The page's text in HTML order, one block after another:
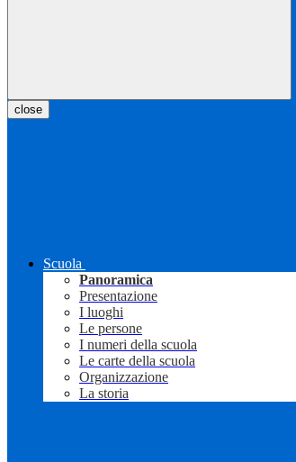
close
Scuola
Panoramica
Presentazione
I luoghi
Le persone
I numeri della scuola
Le carte della scuola
Organizzazione
La storia